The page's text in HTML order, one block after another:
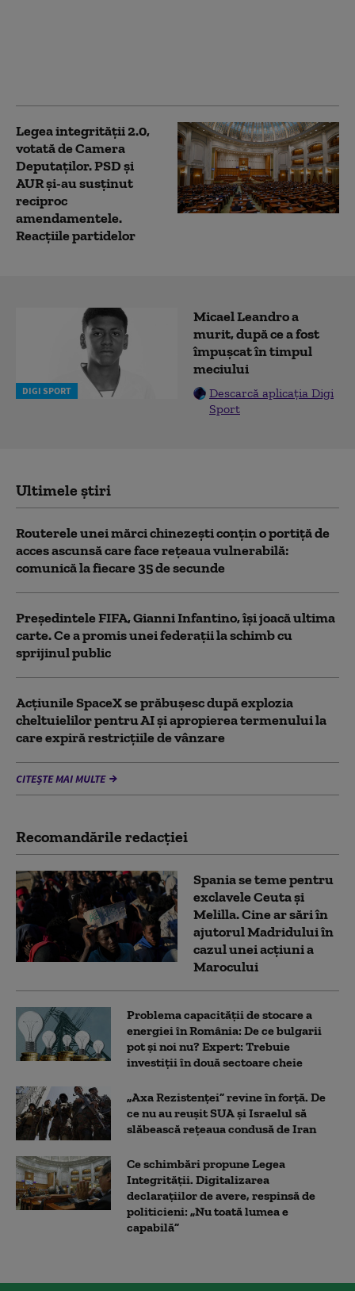
Legea integrității 2.0,
votată de Camera
Deputaților. PSD și
AUR și-au susținut
reciproc
amendamentele.
Reacțiile partidelor
DIGI SPORT
Micael Leandro a
murit, după ce a fost
împușcat în timpul
meciului
Descarcă aplicația Digi
Sport
Ultimele știri
Routerele unei mărci chinezești conțin o portiță de
acces ascunsă care face rețeaua vulnerabilă:
comunică la fiecare 35 de secunde
Președintele FIFA, Gianni Infantino, îşi joacă ultima
carte. Ce a promis unei federații la schimb cu
sprijinul public
Acţiunile SpaceX se prăbuşesc după explozia
cheltuielilor pentru AI şi apropierea termenului la
care expiră restricţiile de vânzare
CITEȘTE MAI MULTE
Recomandările redacţiei
Spania se teme pentru
exclavele Ceuta și
Melilla. Cine ar sări în
ajutorul Madridului în
cazul unei acțiuni a
Marocului
Problema capacității de stocare a
energiei în România: De ce bulgarii
pot și noi nu? Expert: Trebuie
investiții în două sectoare cheie
„Axa Rezistenței” revine în forță. De
ce nu au reușit SUA și Israelul să
slăbească rețeaua condusă de Iran
Ce schimbări propune Legea
Integrității. Digitalizarea
declarațiilor de avere, respinsă de
politicieni: „Nu toată lumea e
capabilă”